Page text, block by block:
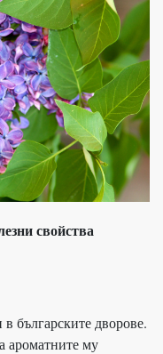
свойства
българските дворове.
ароматните му